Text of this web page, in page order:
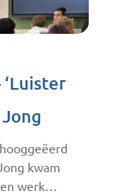
kwam
en werk…